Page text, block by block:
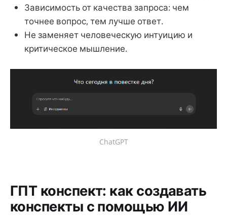
Зависимость от качества запроса: чем
точнее вопрос, тем лучше ответ.
Не заменяет человеческую интуицию и
критическое мышление.
ChatGPT
ГПТ конспект: как создавать
конспекты с помощью ИИ